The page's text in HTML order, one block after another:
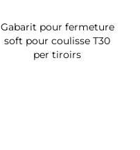
Gabarit pour fermeture
soft pour coulisse T30
per tiroirs